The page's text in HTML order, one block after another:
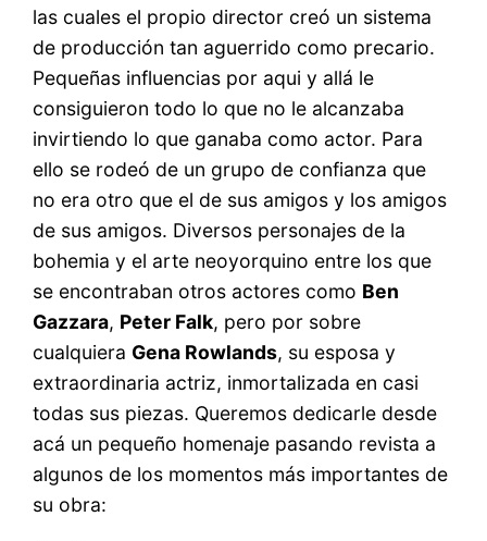
las cuales el propio director creó un sistema
de producción tan aguerrido como precario.
Pequeñas influencias por aqui y allá le
consiguieron todo lo que no le alcanzaba
invirtiendo lo que ganaba como actor. Para
ello se rodeó de un grupo de confianza que
no era otro que el de sus amigos y los amigos
de sus amigos. Diversos personajes de la
bohemia y el arte neoyorquino entre los que
se encontraban otros actores como Ben
Gazzara, Peter Falk, pero por sobre
cualquiera Gena Rowlands, su esposa y
extraordinaria actriz, inmortalizada en casi
todas sus piezas. Queremos dedicarle desde
acá un pequeño homenaje pasando revista a
algunos de los momentos más importantes de
su obra: